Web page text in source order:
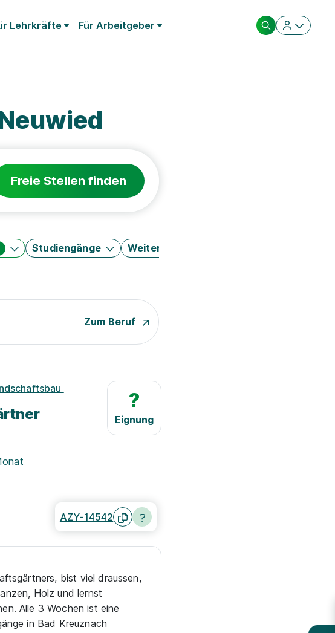
Lehrkräfte Für Arbeitgeber
Freie Stellen finden
Studiengänge Weitere Filter
Zum Beruf
?
Eignung
AZY-14542
bist viel draussen,
Holz und lernst
Alle 3 Wochen ist eine
in Bad Kreuznach